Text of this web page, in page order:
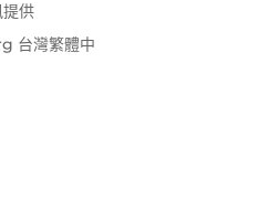
供
台灣繁體中